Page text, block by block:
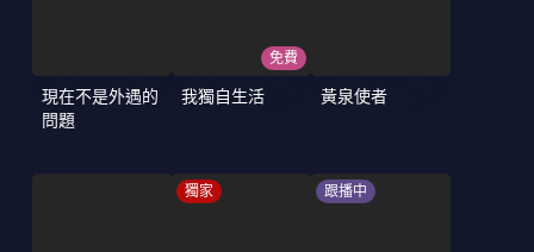
現在不是外遇的
問題
免費
我獨自生活 黃泉使者
獨家 跟播中